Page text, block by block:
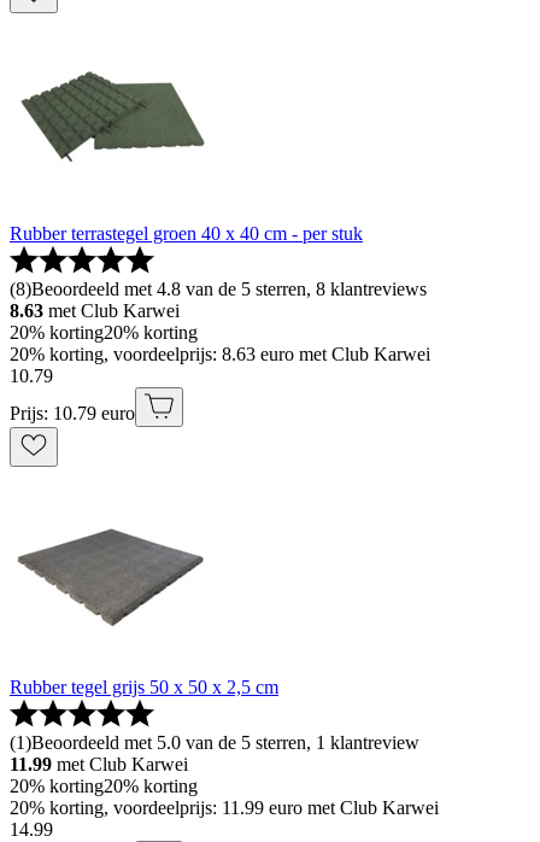
Rubber terrastegel groen 40 x 40 cm - per stuk
(8)Beoordeeld met 4.8 van de 5 sterren, 8 klantreviews
8.63 met Club Karwei
20% korting20% korting
20% korting, voordeelprijs: 8.63 euro met Club Karwei
10.79
Prijs: 10.79 euro
Rubber tegel grijs 50 x 50 x 2,5 cm
(1)Beoordeeld met 5.0 van de 5 sterren, 1 klantreview
11.99 met Club Karwei
20% korting20% korting
20% korting, voordeelprijs: 11.99 euro met Club Karwei
14.99